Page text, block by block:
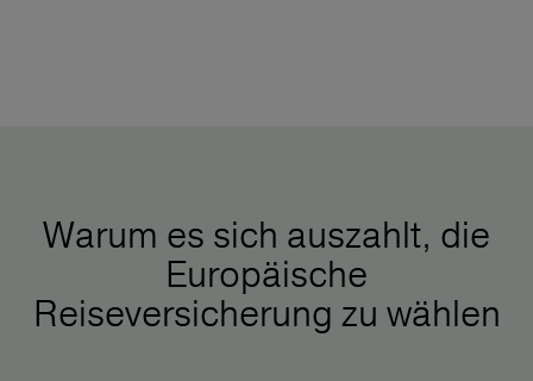
Warum es sich auszahlt, die
Europäische
Reiseversicherung zu wählen